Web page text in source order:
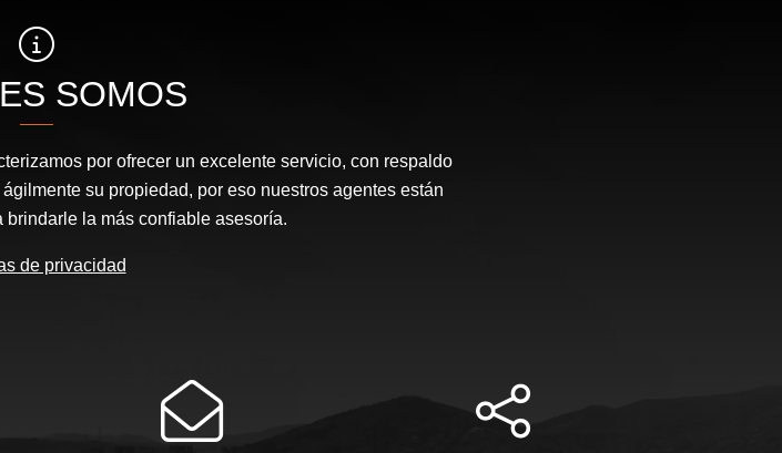
SOMOS
por ofrecer un excelente servicio, con respaldo
su propiedad, por eso nuestros agentes están
la más confiable asesoría.
de privacidad